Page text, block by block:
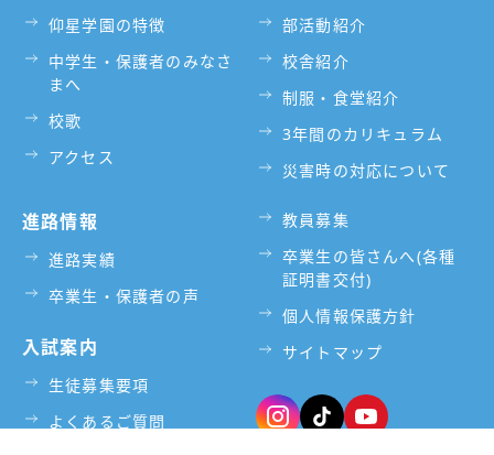
仰星学園の特徴
中学生・保護者のみなさ
まへ
校歌
アクセス
部活動紹介
校舎紹介
制服・食堂紹介
3年間のカリキュラム
災害時の対応について
進路情報
進路実績
卒業生・保護者の声
入試案内
生徒募集要項
よくあるご質問
教員募集
卒業生の皆さんへ(各種
証明書交付)
個人情報保護方針
サイトマップ